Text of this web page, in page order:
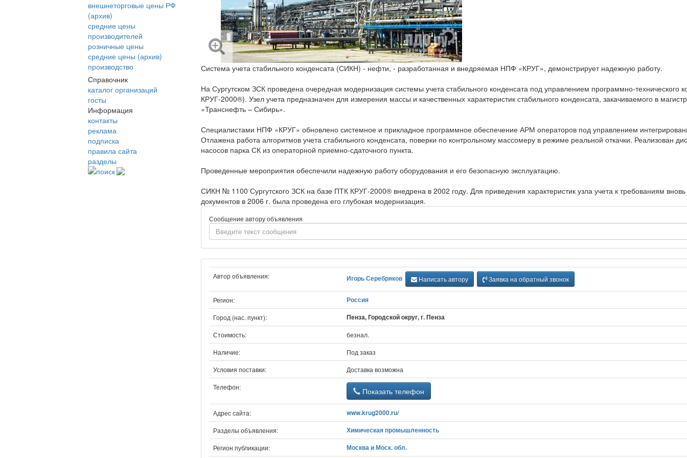
внешнеторговые цены РФ
(архив)
средние цены
производителей
розничные цены
средние цены (архив)
производство
Справочник
каталог организаций
госты
Информация
контакты
реклама
подписка
правила сайта
разделы
поиск
Система учета стабильного конденсата (СИКН) - нефти, - разработанная и внедряемая НПФ «КРУГ», демонстрирует надежную работу.
На Сургутском ЗСК проведена очередная модернизация системы учета стабильного конденсата под управлением программно-технического
КРУГ-2000®). Узел учета предназначен для измерения массы и качественных характеристик стабильного конденсата, закачиваемого в
«Транснефть – Сибирь».
Специалистами НПФ «КРУГ» обновлено системное и прикладное программное обеспечение АРМ операторов под управлением
Отлажена работа алгоритмов учета стабильного конденсата, поверки по контрольному массомеру в режиме реальной откачки. Реализован
насосов парка СК из операторной приемно-сдаточного пункта.
Проведенные мероприятия обеспечили надежную работу оборудования и его безопасную эксплуатацию.
СИКН № 1100 Сургутского ЗСК на базе ПТК КРУГ-2000® внедрена в 2002 году. Для приведения характеристик узла учета к требованиям
документов в 2006 г. была проведена его глубокая модернизация.
Сообщение автору объявления
Автор объявления: Игорь Серебряков Написать автору Заявка на обратный звонок
Регион: Россия
Город (нас. пункт): Пенза, Городской округ, г. Пенза
Стоимость:
безнал.
Наличие:
Под заказ
Условия поставки:
Доставка возможна
Телефон:
Показать телефон
Адрес сайта: www.krug2000.ru/
Разделы объявления: Химическая промышленность
Регион публикации: Москва и Моск. обл.